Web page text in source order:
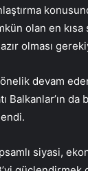
olan en
olması
devam
Balkanlar’ın
siyasi,